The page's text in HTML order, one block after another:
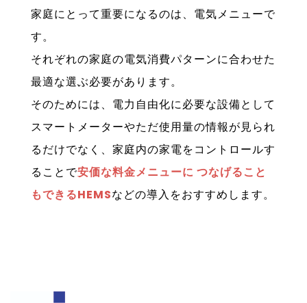
家庭にとって重要になるのは、電気メニューで
す。
それぞれの家庭の電気消費パターンに合わせた
最適な選ぶ必要があります。
そのためには、電力自由化に必要な設備として
スマートメーターやただ使用量の情報が見られ
るだけでなく、家庭内の家電をコントロールす
ることで安価な料金メニューに つなげること
もできるHEMSなどの導入をおすすめします。